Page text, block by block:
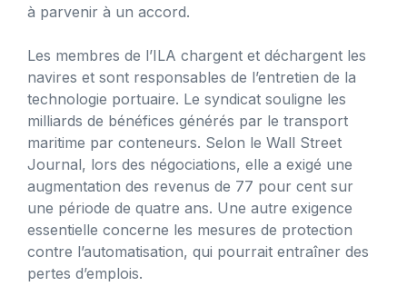
à parvenir à un accord.
Les membres de l’ILA chargent et déchargent les
navires et sont responsables de l’entretien de la
technologie portuaire. Le syndicat souligne les
milliards de bénéfices générés par le transport
maritime par conteneurs. Selon le Wall Street
Journal, lors des négociations, elle a exigé une
augmentation des revenus de 77 pour cent sur
une période de quatre ans. Une autre exigence
essentielle concerne les mesures de protection
contre l’automatisation, qui pourrait entraîner des
pertes d’emplois.